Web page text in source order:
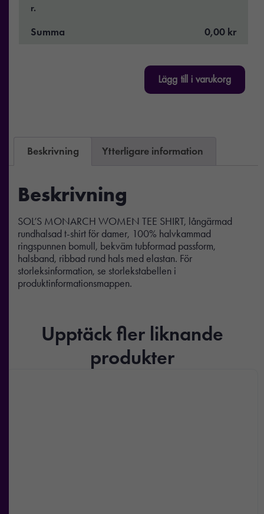
r.
Summa 0,00 kr
Lägg till i varukorg
Beskrivning Ytterligare information
Beskrivning
SOL’S MONARCH WOMEN TEE SHIRT, långärmad
rundhalsad t-shirt för damer, 100% halvkammad
ringspunnen bomull, bekväm tubformad passform,
halsband, ribbad rund hals med elastan. För
storleksinformation, se storlekstabellen i
produktinformationsmappen.
Upptäck fler liknande
produkter